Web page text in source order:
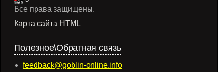
Все права защищены.
Карта сайта HTML
Полезное\Обратная связь
feedback@goblin-online.info